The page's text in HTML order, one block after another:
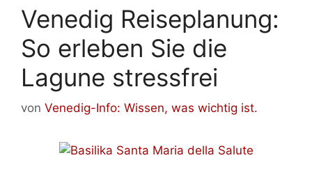
Venedig Reiseplanung:
So erleben Sie die
Lagune stressfrei
von Venedig-Info: Wissen, was wichtig ist.